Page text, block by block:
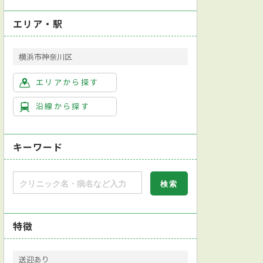
エリア・駅
横浜市神奈川区
エリアから探す
沿線から探す
キーワード
特徴
送迎あり